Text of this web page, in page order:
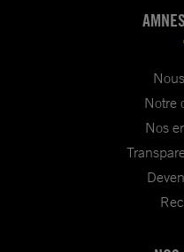
Notre
Nos